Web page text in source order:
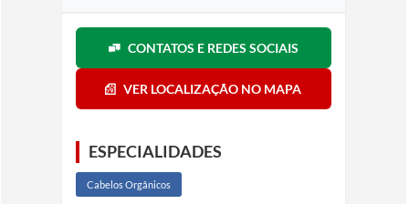
CONTATOS E REDES SOCIAIS
VER LOCALIZAÇÃO NO MAPA
ESPECIALIDADES
Cabelos Orgânicos